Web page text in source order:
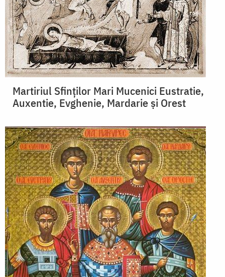
Martiriul Sfinților Mari Mucenici Eustratie,
Auxentie, Evghenie, Mardarie și Orest